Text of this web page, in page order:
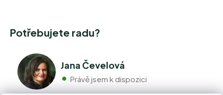
Potřebujete radu?
Jana Čevelová
Právě jsem k dispozici